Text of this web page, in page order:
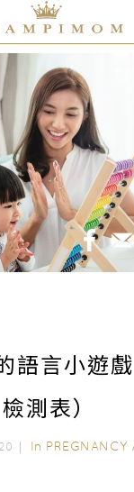
語言小遊
檢測表）
｜ In PREGNANCY